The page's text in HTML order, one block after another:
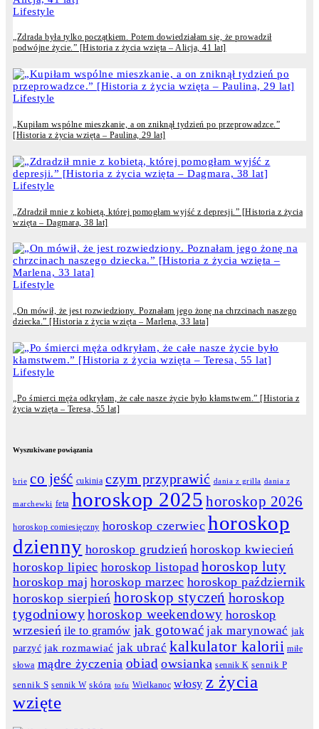
Lifestyle
„Zdrada była tylko początkiem. Potem dowiedziałam się, że prowadził
podwójne życie.” [Historia z życia wzięta – Alicja, 41 lat]
Lifestyle
„Kupiłam wspólne mieszkanie, a on zniknął tydzień po przeprowadzce.”
[Historia z życia wzięta – Paulina, 29 lat]
Lifestyle
„Zdradził mnie z kobietą, której pomogłam wyjść z depresji.” [Historia z życia
wzięta – Dagmara, 38 lat]
Lifestyle
„On mówił, że jest rozwiedziony. Poznałam jego żonę na chrzcinach naszego
dziecka.” [Historia z życia wzięta – Marlena, 33 lata]
Lifestyle
„Po śmierci męża odkryłam, że całe nasze życie było kłamstwem.” [Historia z
życia wzięta – Teresa, 55 lat]
Wyszukiwane powiązania
brie co jeść cukinia czym przyprawić dania z grilla dania z
marchewki feta horoskop 2025 horoskop 2026
horoskop comiesięczny horoskop czerwiec horoskop
dzienny horoskop grudzień horoskop kwiecień
horoskop lipiec horoskop listopad horoskop luty
horoskop maj horoskop marzec horoskop październik
horoskop sierpień horoskop styczeń horoskop
tygodniowyhoroskop weekendowy horoskop
wrzesień ile to gramów jak gotować jak marynować jak
parzyć jak rozmawiać jak ubrać kalkulator kalorii miłe
słowa mądre życzenia obiad owsianka sennik K sennik P
sennik S sennik W skóra tofu Wielkanoc włosy z życia
wzięte